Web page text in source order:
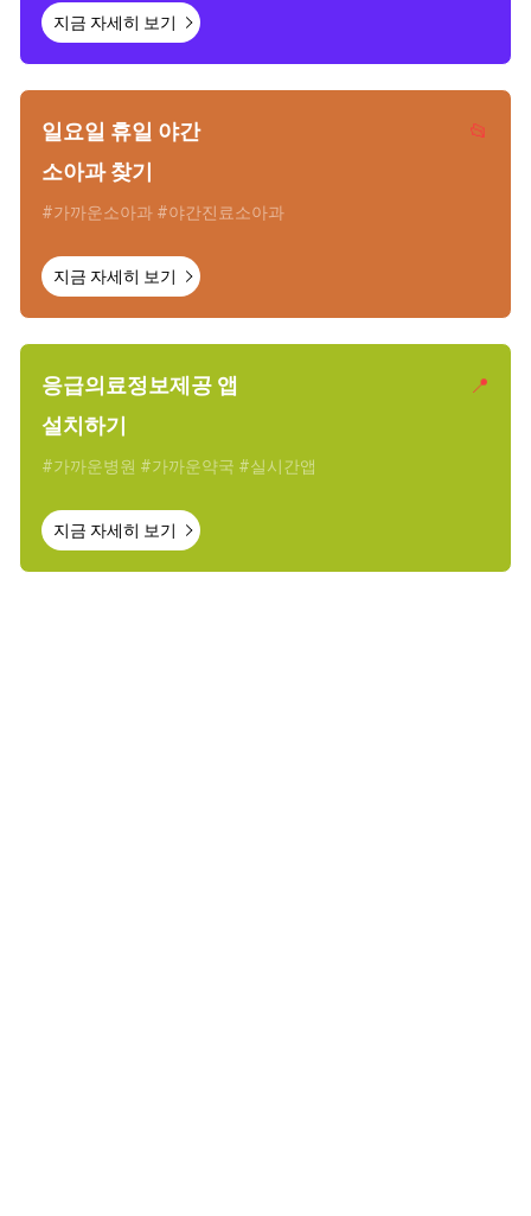
지금 자세히 보기
일요일 휴일 야간
소아과 찾기
#가까운소아과 #야간진료소아과
지금 자세히 보기
📂
응급의료정보제공 앱
설치하기
#가까운병원 #가까운약국 #실시간앱
지금 자세히 보기
📍